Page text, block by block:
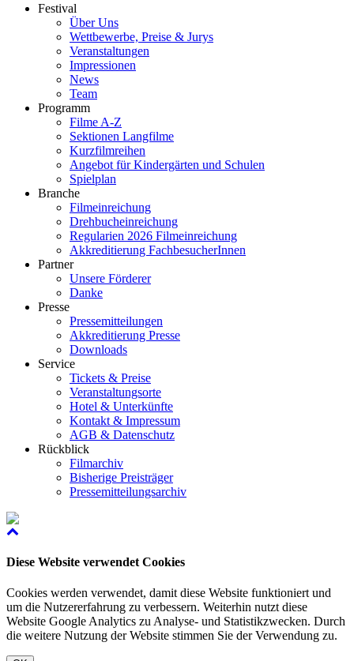
Festival
Über Uns
Wettbewerbe, Preise & Jurys
Veranstaltungen
Impressionen
News
Team
Programm
Filme A-Z
Sektionen Langfilme
Kurzfilmreihen
Angebot für Kindergärten und Schulen
Spielplan
Branche
Filmeinreichung
Drehbucheinreichung
Regularien 2026 Filmeinreichung
Akkreditierung FachbesucherInnen
Partner
Unsere Förderer
Danke
Presse
Pressemitteilungen
Akkreditierung Presse
Downloads
Service
Tickets & Preise
Veranstaltungsorte
Hotel & Unterkünfte
Kontakt & Impressum
AGB & Datenschutz
Rückblick
Filmarchiv
Bisherige Preisträger
Pressemitteilungsarchiv
Diese Website verwendet Cookies
Cookies werden verwendet, damit diese Website funktioniert und
um die Nutzererfahrung zu verbessern. Weiterhin nutzt diese
Website Google Analytics zu Analyse- und Statistikzwecken. Durch
die weitere Nutzung der Website stimmen Sie der Verwendung zu.